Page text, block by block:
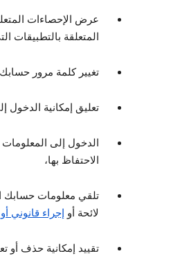
عرض الإحصاءات
المتعلقة بالتطبيقات
تغيير كلمة مرور
تعليق إمكانية الدخول
الدخول إلى
الاحتفاظ بها،
تلقي معلومات حسابك
لائحة أو إجراء قانوني
تقييد إمكانية حذف أو